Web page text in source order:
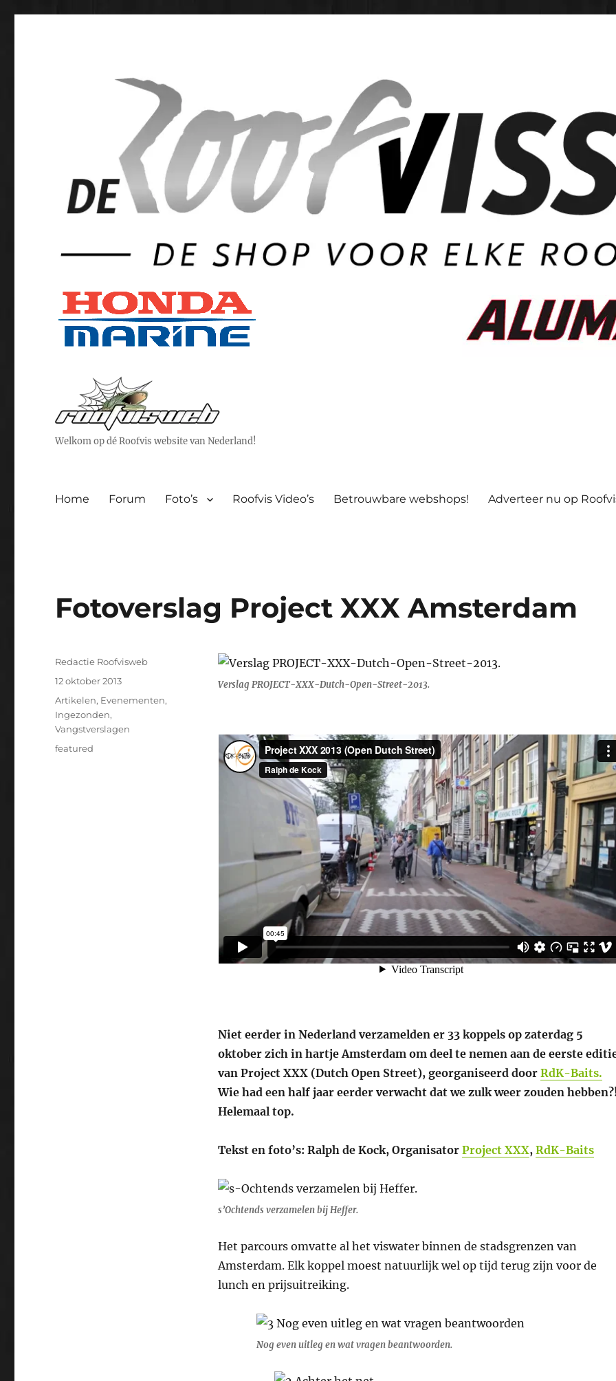
Welkom op dé Roofvis website van Nederland!
Home Forum Foto’s Roofvis Video’s Betrouwbare webshops! Adverteer nu op
Fotoverslag Project XXX Amsterdam
Verslag PROJECT-XXX-Dutch-Open-Street-2013.
Niet eerder in Nederland verzamelden er 33 koppels op zaterdag 5
oktober zich in hartje Amsterdam om deel te nemen aan de eerste
van Project XXX (Dutch Open Street), georganiseerd door RdK-Baits.
Wie had een half jaar eerder verwacht dat we zulk weer zouden
Helemaal top.
Tekst en foto’s: Ralph de Kock, Organisator Project XXX, RdK-Baits
s’Ochtends verzamelen bij Heffer.
Het parcours omvatte al het viswater binnen de stadsgrenzen van
Amsterdam. Elk koppel moest natuurlijk wel op tijd terug zijn voor de
lunch en prijsuitreiking.
Nog even uitleg en wat vragen beantwoorden.
Auteur
Redactie Roofvisweb
Geplaatst
12 oktober 2013
Categorieën
Artikelen, Evenementen,
Ingezonden,
Vangstverslagen
Tags
featured